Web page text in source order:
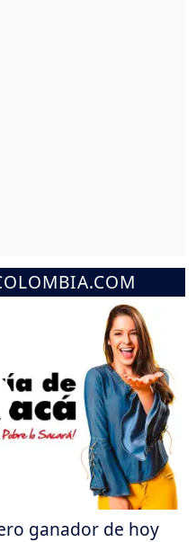
ganador de hoy